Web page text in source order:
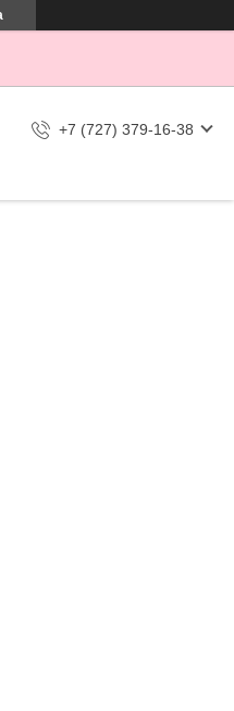
+7 (727) 379-16-38